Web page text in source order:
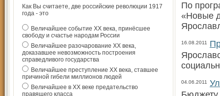
Как Вы считаете, две российские революции 1917
года - это
Величайшее событие ХХ века, принёсшее
свободу и счастье народам России
Величайшее разочарование ХХ века,
доказавшее невозможность построения
справедливого государства
Величайшее преступление ХХ века, ставшее
причиной гибели миллионов людей
Величайшее в ХХ веке предательство
правящего класса
По
«Новые
16.08.2011
04.06.2011